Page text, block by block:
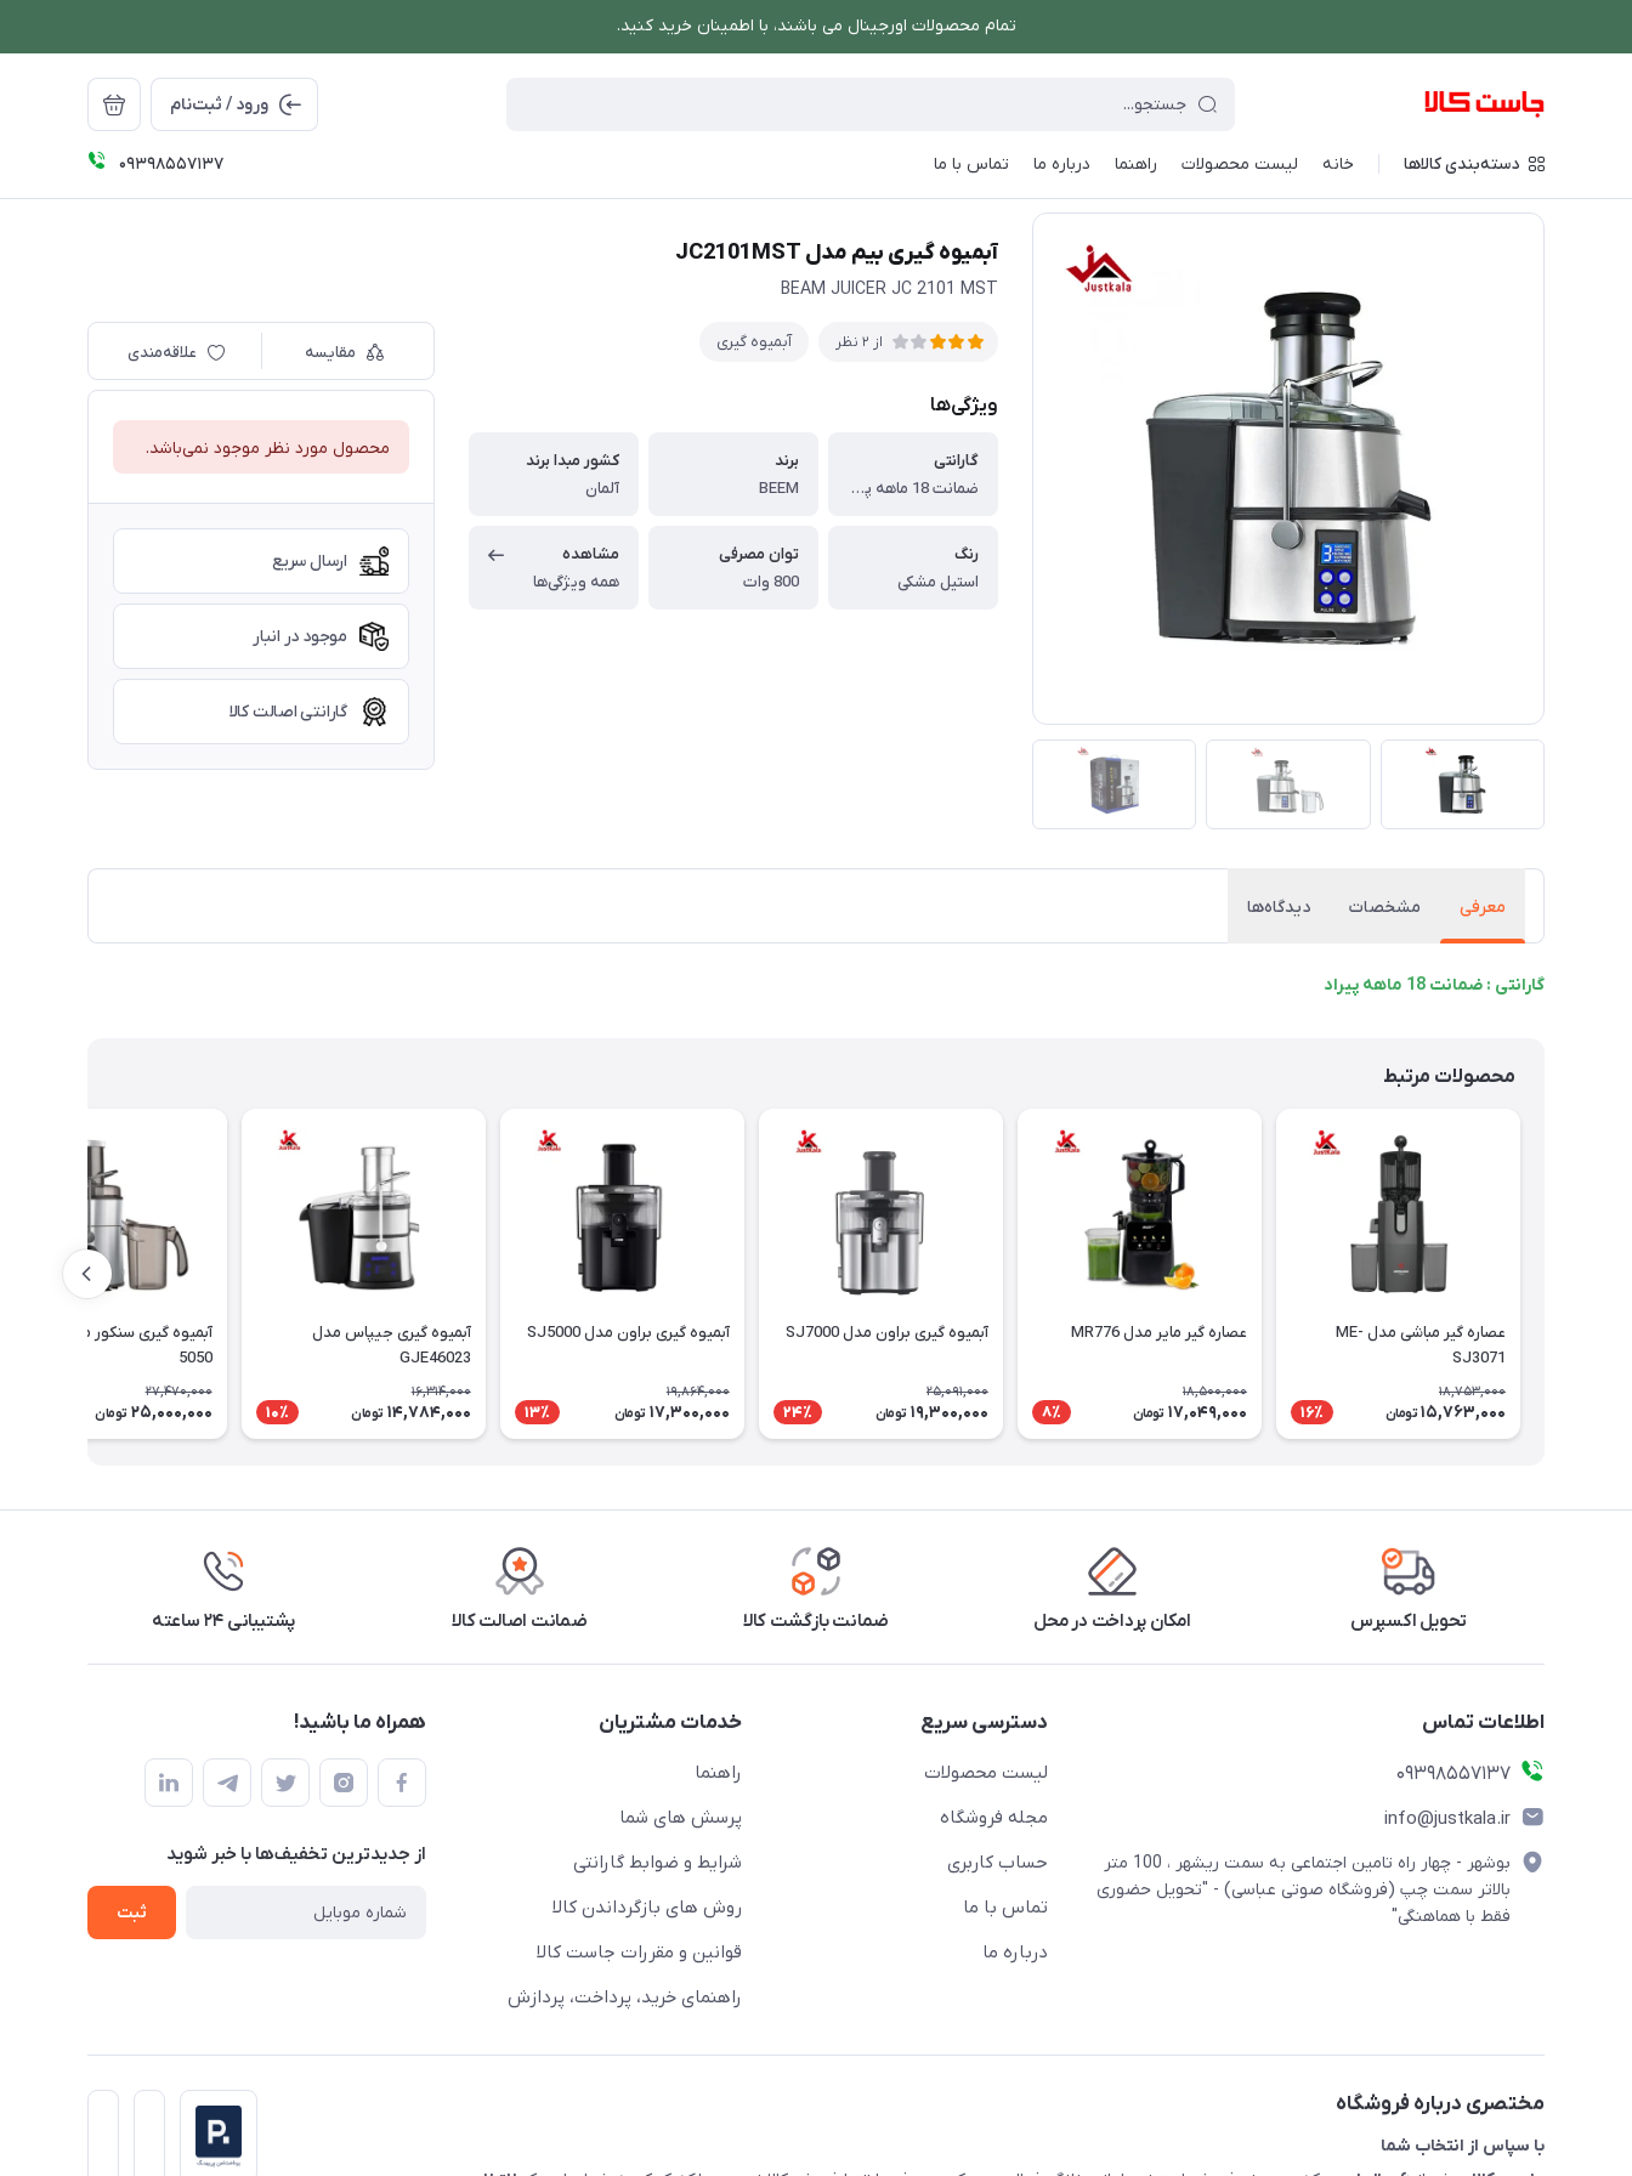
تمام محصولات اورجینال می باشند، با اطمینان خرید کنید.
ورود / ثبت‌نام
دسته‌بندی کالاها خانه لیست محصولات راهنما درباره ما تماس با ما 09398557137
فروشگاه اینترنتی جاست کالا نوشیدنی ساز آبمیوه گیری آبمیوه گیری بیم مدل JC2101MST
آبمیوه گیری بیم مدل JC2101MST
BEAM JUICER JC 2101 MST
از 2 نظر آبمیوه گیری
ویژگی‌ها
گارانتی
ضمانت 18 ماهه پیراد
برند
BEEM
کشور مبدا برند
آلمان
رنگ
استیل مشکی
توان مصرفی
800 وات
مشاهده
همه ویژگی‌ها
مقایسه علاقه‌مندی
محصول مورد نظر موجود نمی‌باشد.
ارسال سریع
موجود در انبار
گارانتی اصالت کالا
معرفی مشخصات دیدگاه‌ها
گارانتی : ضمانت 18 ماهه پیراد
محصولات مرتبط
عصاره گیر مباشی مدل ME-
SJ3071
18,753,000
15,763,000 تومان 16٪
عصاره گیر مایر مدل MR776
18,500,000
17,049,000 تومان 8٪
آبمیوه گیری براون مدل SJ7000
25,091,000
19,300,000 تومان 24٪
آبمیوه گیری براون مدل SJ5000
19,864,000
17,300,000 تومان 13٪
آبمیوه گیری جیپاس مدل
GJE46023
16,314,000
14,784,000 تومان 10٪
5050
27,470,000
25,000,000 تومان
تحویل اکسپرس امکان پرداخت در محل ضمانت بازگشت کالا ضمانت اصالت کالا پشتیبانی ۲۴ ساعته
اطلاعات تماس
09398557137
info@justkala.ir
بوشهر - چهار راه تامین اجتماعی به سمت ریشهر ، 100 متر
بالاتر سمت چپ (فروشگاه صوتی عباسی) - "تحویل حضوری
فقط با هماهنگی"
دسترسی سریع
لیست محصولات
مجله فروشگاه
حساب کاربری
تماس با ما
درباره ما
خدمات مشتریان
راهنما
پرسش های شما
شرایط و ضوابط گارانتی
روش های بازگرداندن کالا
قوانین و مقررات جاست کالا
راهنمای خرید، پرداخت، پردازش
همراه ما باشید!
از جدید‌ترین تخفیف‌ها با‌ خبر شوید
ثبت
مختصری درباره فروشگاه
با سپاس از انتخاب شما